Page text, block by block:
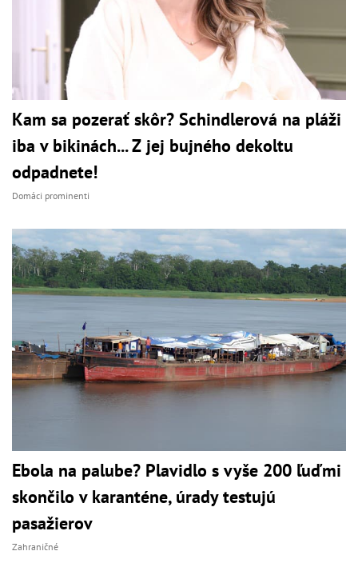
Kam sa pozerať skôr? Schindlerová na pláži
iba v bikinách... Z jej bujného dekoltu
odpadnete!
Domáci prominenti
Ebola na palube? Plavidlo s vyše 200 ľuďmi
skončilo v karanténe, úrady testujú
pasažierov
Zahraničné